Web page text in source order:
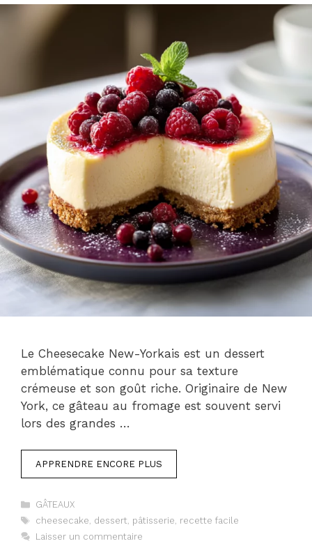
Le Cheesecake New-Yorkais est un dessert
emblématique connu pour sa texture
crémeuse et son goût riche. Originaire de New
York, ce gâteau au fromage est souvent servi
lors des grandes …
APPRENDRE ENCORE PLUS
Catégories
GÂTEAUX
Étiquettes
cheesecake, dessert, pâtisserie, recette facile
Laisser un commentaire